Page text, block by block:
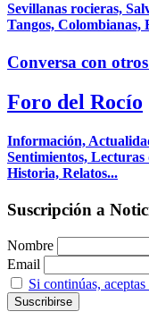
Sevillanas rocieras,
Tangos, Colombianas,
Conversa con
Foro del Rocío
Información,
Sentimientos,
Historia, Relatos...
Suscripción a
Nombre
Email
Si continúas,